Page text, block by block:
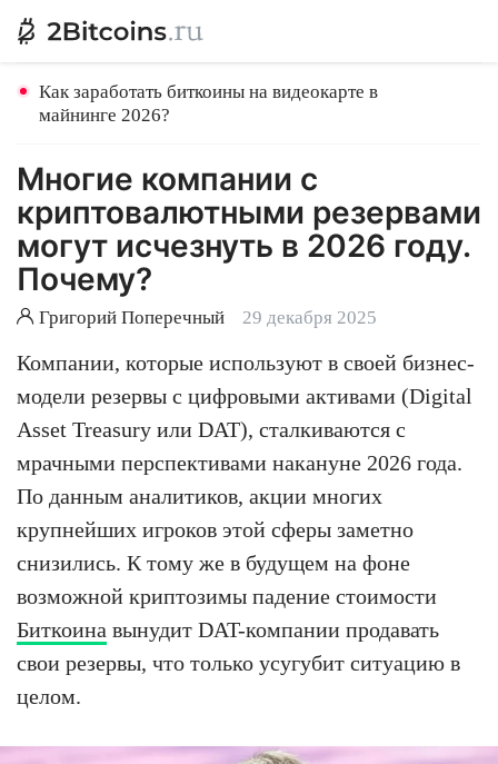
Как заработать биткоины на видеокарте в
майнинге 2026?
Многие компании с
криптовалютными резервами
могут исчезнуть в 2026 году.
Почему?
Григорий Поперечный 29 декабря 2025
Компании, которые используют в своей бизнес-
модели резервы с цифровыми активами (Digital
Asset Treasury или DAT), сталкиваются с
мрачными перспективами накануне 2026 года.
По данным аналитиков, акции многих
крупнейших игроков этой сферы заметно
снизились. К тому же в будущем на фоне
возможной криптозимы падение стоимости
Биткоина вынудит DAT-компании продавать
свои резервы, что только усугубит ситуацию в
целом.